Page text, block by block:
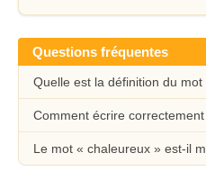
Questions fréquentes
Quelle est la définition du
Comment écrire
Le mot « chaleureux » est-il